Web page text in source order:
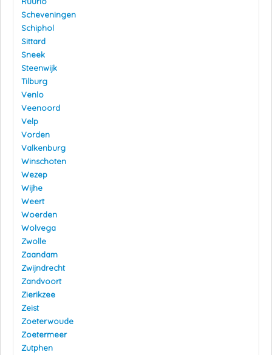
Scheveningen
Schiphol
Sittard
Sneek
Steenwijk
Tilburg
Venlo
Veenoord
Velp
Vorden
Valkenburg
Winschoten
Wezep
Wijhe
Weert
Woerden
Wolvega
Zwolle
Zaandam
Zwijndrecht
Zandvoort
Zierikzee
Zeist
Zoeterwoude
Zoetermeer
Zutphen